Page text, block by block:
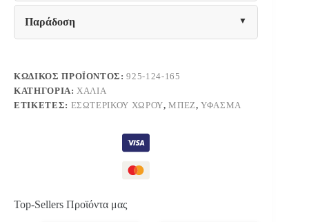
Παράδοση
ΚΩΔΙΚΌΣ ΠΡΟΪΌΝΤΟΣ:925-124-165
ΚΑΤΗΓΟΡΊΑ: ΧΑΛΙΆ
ΕΤΙΚΈΤΕΣ: ΕΣΩΤΕΡΙΚΟΎ ΧΏΡΟΥ,ΜΠΕΖ,ΎΦΑΣΜΑ
Top-Sellers Προϊόντα μας